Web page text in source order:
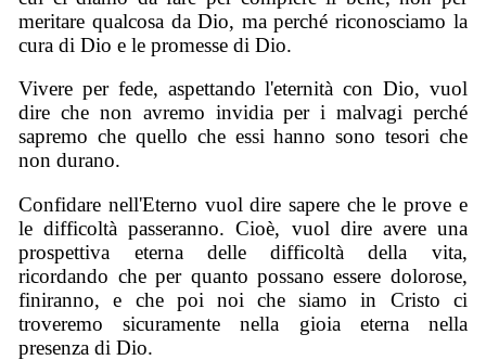
meritare qualcosa da Dio, ma perché riconosciamo la
cura di Dio e le promesse di Dio.
Vivere per fede, aspettando l'eternità con Dio, vuol
dire che non avremo invidia per i malvagi perché
sapremo che quello che essi hanno sono tesori che
non durano.
Confidare nell'Eterno vuol dire sapere che le prove e
le difficoltà passeranno. Cioè, vuol dire avere una
prospettiva eterna delle difficoltà della vita,
ricordando che per quanto possano essere dolorose,
finiranno, e che poi noi che siamo in Cristo ci
troveremo sicuramente nella gioia eterna nella
presenza di Dio.